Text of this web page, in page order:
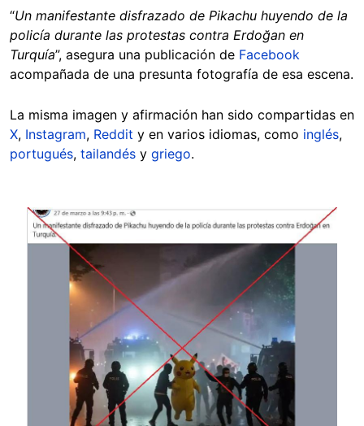
“Un manifestante disfrazado de Pikachu huyendo de la
policía durante las protestas contra Erdoğan en
Turquía”, asegura una publicación de Facebook
acompañada de una presunta fotografía de esa escena.
La misma imagen y afirmación han sido compartidas en
X, Instagram, Reddit y en varios idiomas, como inglés,
portugués, tailandés y griego.
Image